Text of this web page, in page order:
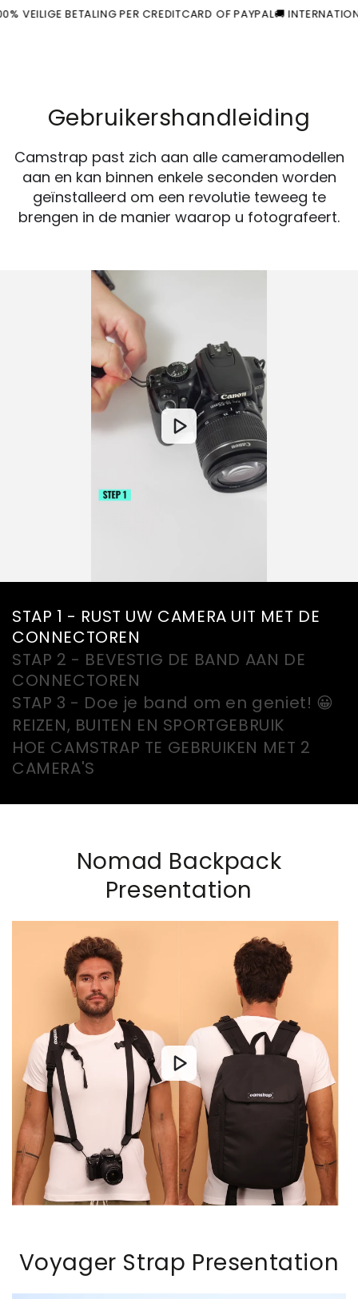
DOORGAAN
NAAR ARTIKEL
BETALING PER CREDITCARD OF PAYPAL🚚
Gebruikershandleiding
Camstrap past zich aan alle cameramodellen
aan en kan binnen enkele seconden worden
geïnstalleerd om een ​​revolutie teweeg te
brengen in de manier waarop u fotografeert.
STAP 1 - RUST UW CAMERA UIT MET DE
CONNECTOREN
STAP 2 - BEVESTIG DE BAND AAN DE
CONNECTOREN
STAP 3 - Doe je band om en geniet! 😀
REIZEN, BUITEN EN SPORTGEBRUIK
HOE CAMSTRAP TE GEBRUIKEN MET 2
CAMERA'S
Nomad Backpack
Presentation
Voyager Strap Presentation
Similar products